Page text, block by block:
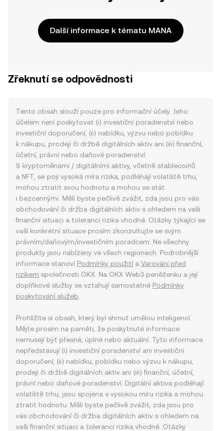
Další informace k tématu MANA
Zřeknutí se odpovědnosti
Tento obsah slouží pouze pro informační účely. Jeho
účelem není poskytovat (i) investiční poradenství nebo
investiční doporučení, (ii) nabídku, výzvu nebo pobídku
k nákupu, prodeji či držbě digitálních aktiv ani (iii) finanční,
účetní, právní nebo daňové poradenství.
S kryptoměnami / digitálními aktivy, včetně stablecoinů
a NFT, se pojí vysoká míra rizika, podléhají volatilitě trhu,
mohou ztratit svou hodnotu a mohou se stát
i bezcennými. Měli byste pečlivě zvážit, zda jsou pro vás
obchodování či držba digitálních aktiv s ohledem na vaši
finanční situaci a toleranci rizika vhodné. Otázky týkající se
vaší konkrétní situace prosím zkonzultujte se svým
právním/daňovým/investičním poradcem. Ne všechny
produkty jsou nabízeny ve všech regionech. Podrobnější
informace stanoví Podmínky použitía Varování před
rizikem společnosti OKX. Na OKX Web3 peněženku a její
doplňkové služby se vztahují samostatné Podmínky
poskytování služeb
Prohlížíte si obsah, který byl shrnut umělou inteligencí.
Mějte prosím na paměti, že poskytnuté informace
nemusejí být přesné, úplné nebo aktuální. Tyto informace
nepředstavují (i) investiční poradenství ani investiční
doporučení, (ii) nabídku, pobídku nebo výzvu k nákupu,
prodeji či držbě digitálních aktiv ani (iii) finanční, účetní,
právní nebo daňové poradenství. Digitální aktiva podléhají
volatilitě trhu, jsou spojena s vysokou míru rizika a mohou
ztratit hodnotu. Měli byste pečlivě zvážit, zda jsou pro
vás obchodování či držba digitálních aktiv s ohledem na
vaši finanční situaci a toleranci rizika vhodné. Otázky